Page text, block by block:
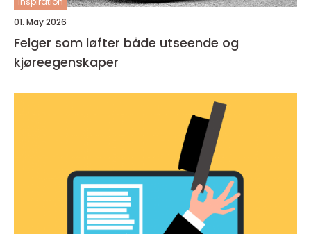
01. May 2026
Felger som løfter både utseende og
kjøreegenskaper